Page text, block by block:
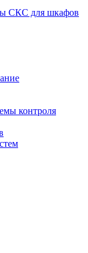
СКС для шкафов
контроля